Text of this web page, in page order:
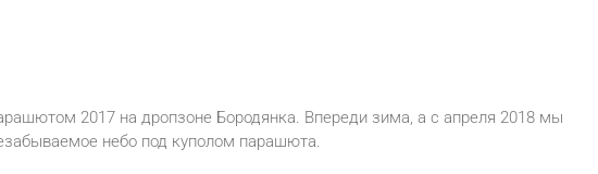
2017 на дропзоне Бородянка. Впереди зима, а с апреля 2018 мы
небо под куполом парашюта.